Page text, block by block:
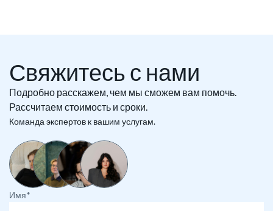
Свяжитесь с нами
Подробно расскажем, чем мы сможем вам помочь.
Рассчитаем стоимость и сроки.
Команда экспертов к вашим услугам.
Имя*